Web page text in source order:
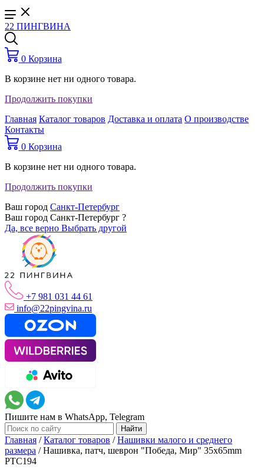
22 ПИНГВИНА
0 Корзина
В корзине нет ни одного товара.
Продолжить покупки
Главная Каталог товаров Доставка и оплата О производстве
Контакты
0 Корзина
В корзине нет ни одного товара.
Продолжить покупки
Ваш город Санкт-Петербург
Ваш город Санкт-Петербург ?
Да, все верно Выбрать другой
+7 981 031 44 61
info@22pingvina.ru
Пишите нам в WhatsApp, Telegram
Главная /Каталог товаров /Нашивки малого и среднего
размера /Нашивка, патч, шеврон "Победа, Мир" 35x65mm
PTC194